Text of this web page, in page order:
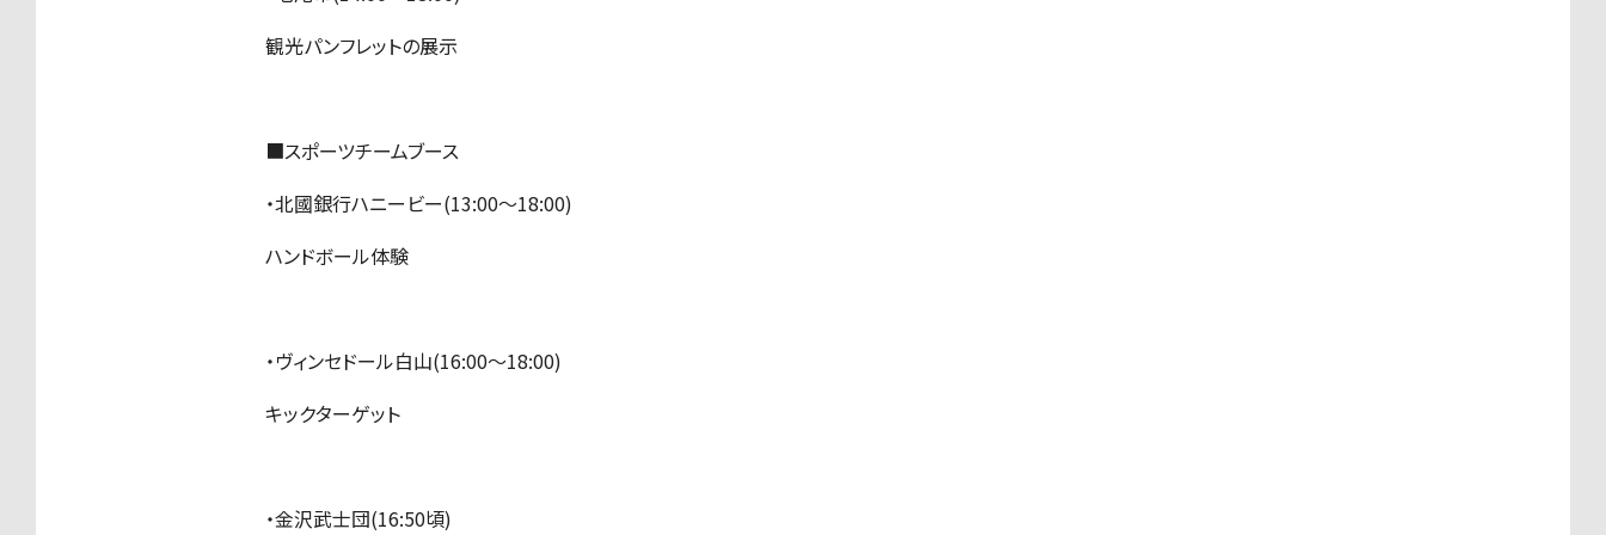
観光パンフレットの展示
■スポーツチームブース
・北國銀行ハニービー(13:00〜18:00)
ハンドボール体験
・ヴィンセドール白山(16:00〜18:00)
キックターゲット
・金沢武士団(16:50頃)